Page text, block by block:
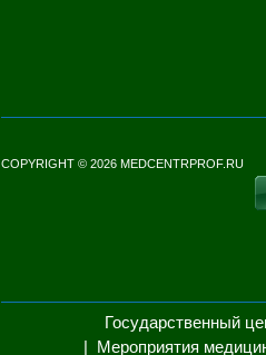
COPYRIGHT © 2026 MEDCENTRPROF.RU
Государственный
Мероприятия